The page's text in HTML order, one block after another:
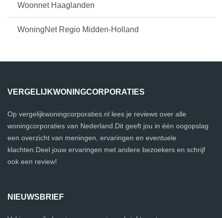
Woonnet Haaglanden
WoningNet Regio Midden-Holland
VERGELIJKWONINGCORPORATIES
Op vergelijkwoningcorporaties.nl lees je reviews over alle
woningcorporaties van Nederland.Dit geeft jou in één oogopslag
een overzicht van meningen, ervaringen en eventuele
klachten.Deel jouw ervaringen met andere bezoekers en schrijf
ook een review!
NIEUWSBRIEF